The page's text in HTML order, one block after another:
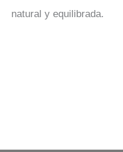
natural y equilibrada.